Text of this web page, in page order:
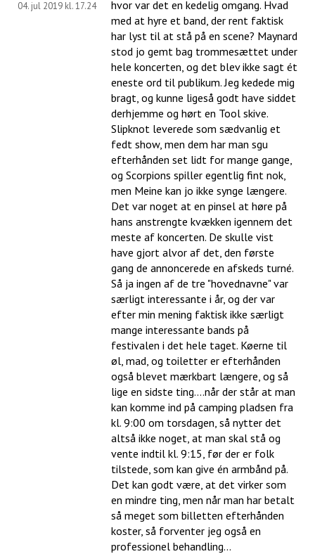
04. jul 2019 kl. 17.24
hvor var det en kedelig omgang. Hvad
med at hyre et band, der rent faktisk
har lyst til at stå på en scene? Maynard
stod jo gemt bag trommesættet under
hele koncerten, og det blev ikke sagt ét
eneste ord til publikum. Jeg kedede mig
bragt, og kunne ligeså godt have siddet
derhjemme og hørt en Tool skive.
Slipknot leverede som sædvanlig et
fedt show, men dem har man sgu
efterhånden set lidt for mange gange,
og Scorpions spiller egentlig fint nok,
men Meine kan jo ikke synge længere.
Det var noget at en pinsel at høre på
hans anstrengte kvækken igennem det
meste af koncerten. De skulle vist
have gjort alvor af det, den første
gang de annoncerede en afskeds turné.
Så ja ingen af de tre "hovednavne" var
særligt interessante i år, og der var
efter min mening faktisk ikke særligt
mange interessante bands på
festivalen i det hele taget. Køerne til
øl, mad, og toiletter er efterhånden
også blevet mærkbart længere, og så
lige en sidste ting....når der står at man
kan komme ind på camping pladsen fra
kl. 9:00 om torsdagen, så nytter det
altså ikke noget, at man skal stå og
vente indtil kl. 9:15, før der er folk
tilstede, som kan give én armbånd på.
Det kan godt være, at det virker som
en mindre ting, men når man har betalt
så meget som billetten efterhånden
koster, så forventer jeg også en
professionel behandling...